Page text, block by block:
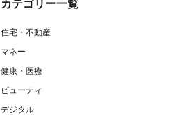
カテゴリー一覧
住宅・不動産
マネー
健康・医療
ビューティ
デジタル